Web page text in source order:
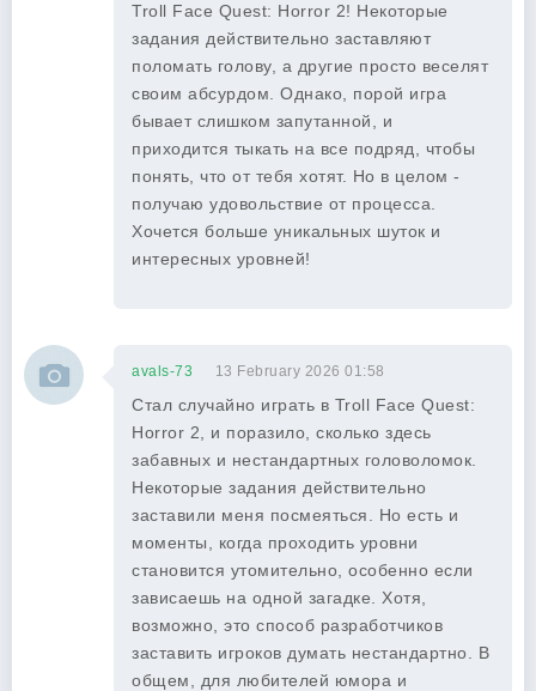
Troll Face Quest: Horror 2! Некоторые
задания действительно заставляют
поломать голову, а другие просто веселят
своим абсурдом. Однако, порой игра
бывает слишком запутанной, и
приходится тыкать на все подряд, чтобы
понять, что от тебя хотят. Но в целом -
получаю удовольствие от процесса.
Хочется больше уникальных шуток и
интересных уровней!
avals-73 13 February 2026 01:58
Стал случайно играть в Troll Face Quest:
Horror 2, и поразило, сколько здесь
забавных и нестандартных головоломок.
Некоторые задания действительно
заставили меня посмеяться. Но есть и
моменты, когда проходить уровни
становится утомительно, особенно если
зависаешь на одной загадке. Хотя,
возможно, это способ разработчиков
заставить игроков думать нестандартно. В
общем, для любителей юмора и